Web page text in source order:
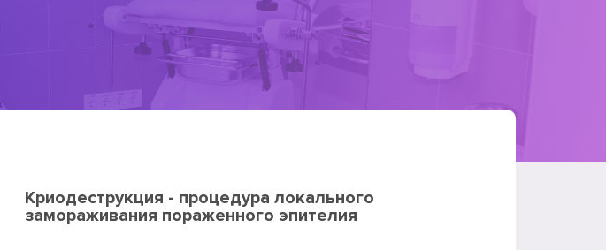
Криодеструкция - процедура локального
замораживания пораженного эпителия